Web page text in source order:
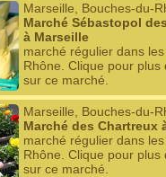
Marseille, Bouches-du-
Marché Sébastopol
à Marseille
marché régulier dans
Rhône. Clique pour plus
sur ce marché.
Marseille, Bouches-du-
Marché des Chartreux
marché régulier dans
Rhône. Clique pour plus
sur ce marché.